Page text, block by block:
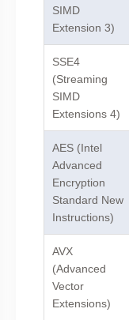
SIMD
Extension 3)
SSE4
(Streaming
SIMD
Extensions 4)
AES (Intel
Advanced
Encryption
Standard New
Instructions)
AVX
(Advanced
Vector
Extensions)